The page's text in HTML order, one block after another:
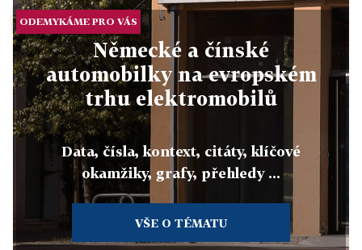
ODEMYKÁME PRO VÁS
Německé a čínské
automobilky na evropském
trhu elektromobilů
Data, čísla, kontext, citáty, klíčové
okamžiky, grafy, přehledy ...
VŠE O TÉMATU